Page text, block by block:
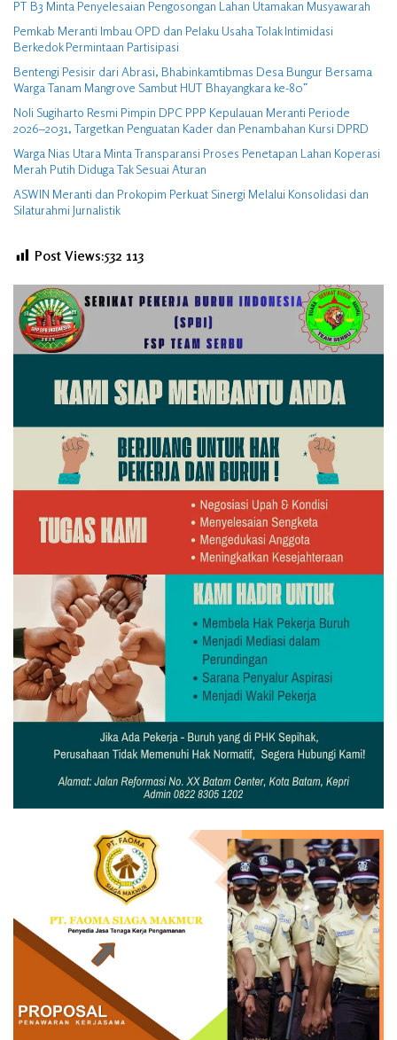
PT B3 Minta Penyelesaian Pengosongan Lahan Utamakan Musyawarah
Pemkab Meranti Imbau OPD dan Pelaku Usaha Tolak Intimidasi
Berkedok Permintaan Partisipasi
Bentengi Pesisir dari Abrasi, Bhabinkamtibmas Desa Bungur Bersama
Warga Tanam Mangrove Sambut HUT Bhayangkara ke-80″
Noli Sugiharto Resmi Pimpin DPC PPP Kepulauan Meranti Periode
2026–2031, Targetkan Penguatan Kader dan Penambahan Kursi DPRD
Warga Nias Utara Minta Transparansi Proses Penetapan Lahan Koperasi
Merah Putih Diduga Tak Sesuai Aturan
ASWIN Meranti dan Prokopim Perkuat Sinergi Melalui Konsolidasi dan
Silaturahmi Jurnalistik
Post Views:532 113